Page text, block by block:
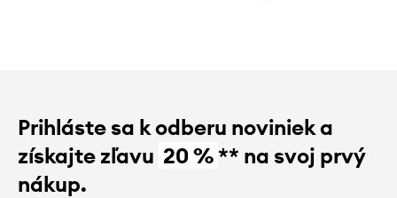
Prihláste sa k odberu noviniek a
získajte zľavu 20 %** na svoj prvý
nákup.